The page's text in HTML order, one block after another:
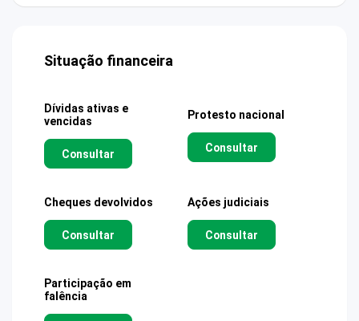
Situação financeira
Dívidas ativas e
vencidas
Consultar
Protesto nacional
Consultar
Cheques devolvidos
Consultar
Ações judiciais
Consultar
Participação em
falência